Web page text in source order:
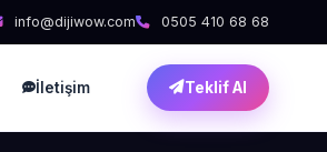
info@dijiwow.com 0505 410 68 68
İletişim Teklif Al